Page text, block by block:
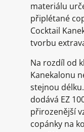
materiálu
připlétané
Cocktail
tvorbu
Na rozdíl od
Kanekalonu
stejnou
dodává EZ
přirozenější
copánky na